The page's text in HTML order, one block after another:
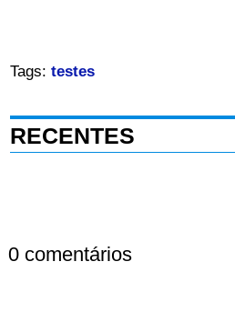
Tags: testes
RECENTES
0 comentários